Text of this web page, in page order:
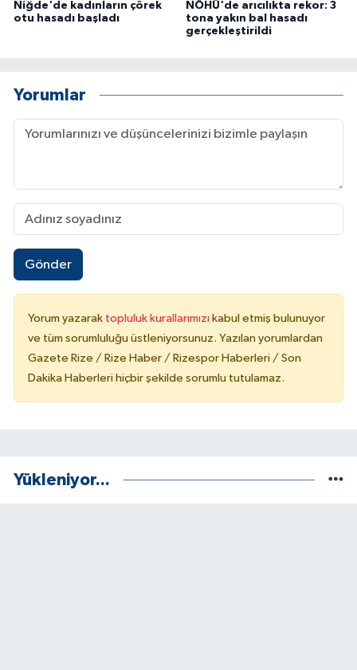
Niğde'de kadınların çörek
otu hasadı başladı
NÖHÜ'de arıcılıkta rekor: 3
tona yakın bal hasadı
gerçekleştirildi
Yorumlar
Gönder
Yorum yazarak topluluk kurallarımızı kabul etmiş bulunuyor
ve tüm sorumluluğu üstleniyorsunuz. Yazılan yorumlardan
Gazete Rize / Rize Haber / Rizespor Haberleri / Son
Dakika Haberleri hiçbir şekilde sorumlu tutulamaz.
Yükleniyor...